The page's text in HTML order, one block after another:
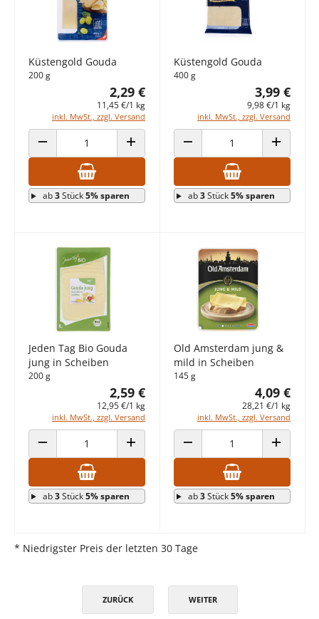
Küstengold Gouda
200 g
2,29 €
11,45 €/1 kg
inkl. MwSt., zzgl. Versand
ANZAHL VERRINGERN ANZAHL ERHÖHEN
ab3Stück5% sparen
Küstengold Gouda
400 g
3,99 €
9,98 €/1 kg
inkl. MwSt., zzgl. Versand
ANZAHL VERRINGERN ANZAHL
ab3Stück5% sparen
Jeden Tag Bio Gouda
jung in Scheiben
200 g
2,59 €
12,95 €/1 kg
inkl. MwSt., zzgl. Versand
ANZAHL VERRINGERN ANZAHL ERHÖHEN
ab3Stück5% sparen
Old Amsterdam jung &
mild in Scheiben
145 g
4,09 €
28,21 €/1 kg
inkl. MwSt., zzgl. Versand
ANZAHL VERRINGERN ANZAHL
ab3Stück5% sparen
* Niedrigster Preis der letzten 30 Tage
ZURÜCK WEITER